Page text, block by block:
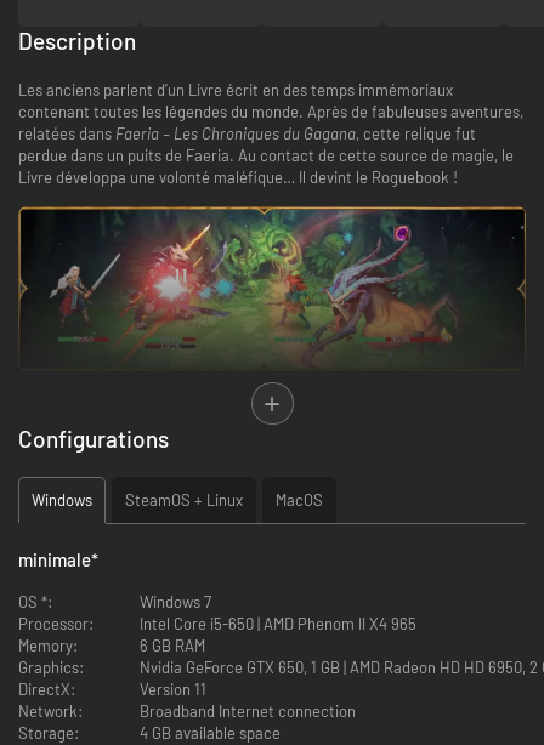
Description
Les anciens parlent d’un Livre écrit en des temps immémoriaux
contenant toutes les légendes du monde. Après de fabuleuses aventures,
relatées dans Faeria – Les Chroniques du Gagana, cette relique fut
perdue dans un puits de Faeria. Au contact de cette source de magie, le
Livre développa une volonté maléfique… Il devint le Roguebook !
Vous êtes piégé dans le Livre des légendes de
représente un nouveau défi. Menez votre duo de héros à la victoire dans
talents et mesurez-vous au Roguebook.
DES HÉROS LEGENDAIRES
6 duos de héros– Choisissez 2 héros pour commencer une partie.
Chaque héros possède une collection de plus de 50 cartes, un trésor
personnel et son propre arbre de talents.
Maximisez les synergies– Le héros placé au contact des ennemis
protège le héros mis à distance. Alternez les positions de vos héros
et combinez leurs forces pour déchaîner de puissants combos.
Des combats stratégiques – Anticipez et séquencez habilement vos
Configurations
Windows SteamOS + Linux MacOS
minimale*
OS *:
Windows 7
Processor:
Intel Core i5-650 | AMD Phenom II X4 965
Memory:
6 GB RAM
Graphics:
Nvidia GeForce GTX 650, 1 GB | AMD Radeon HD HD 6950, 2
DirectX:
Version 11
Network:
Broadband Internet connection
Storage:
4 GB available space